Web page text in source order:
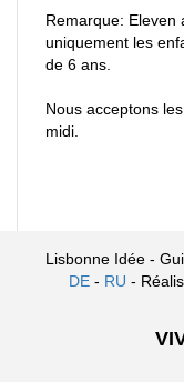
Remarque: Eleven
uniquement les
de 6 ans.
Nous acceptons
midi.
Lisbonne Idée -
DE- RU -